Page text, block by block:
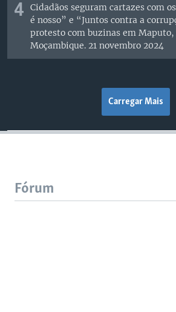
4
Cidadãos seguram cartazes com
é nosso” e “Juntos contra a
protesto com buzinas em
Moçambique. 21 novembro 2024
Carregar Mais
Fórum